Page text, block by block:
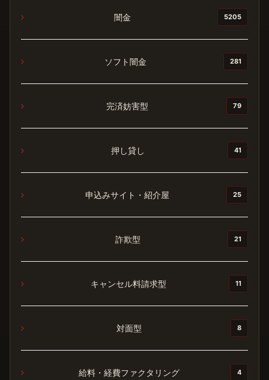
闇金 5205
ソフト闇金 281
完済妨害型 79
押し貸し 41
申込みサイト・紹介屋 25
詐欺型 21
キャンセル料請求型 11
対面型 8
給料・経費ファクタリング 4